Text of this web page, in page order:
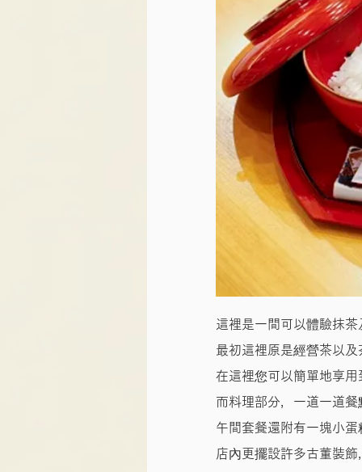
這裡是一間可以體驗抹
最初這裡原是經營茶以
在這裡您可以簡單地享
而料理部分，一道一道
午間套餐還附有一塊小
店內更擺設許多古董裝